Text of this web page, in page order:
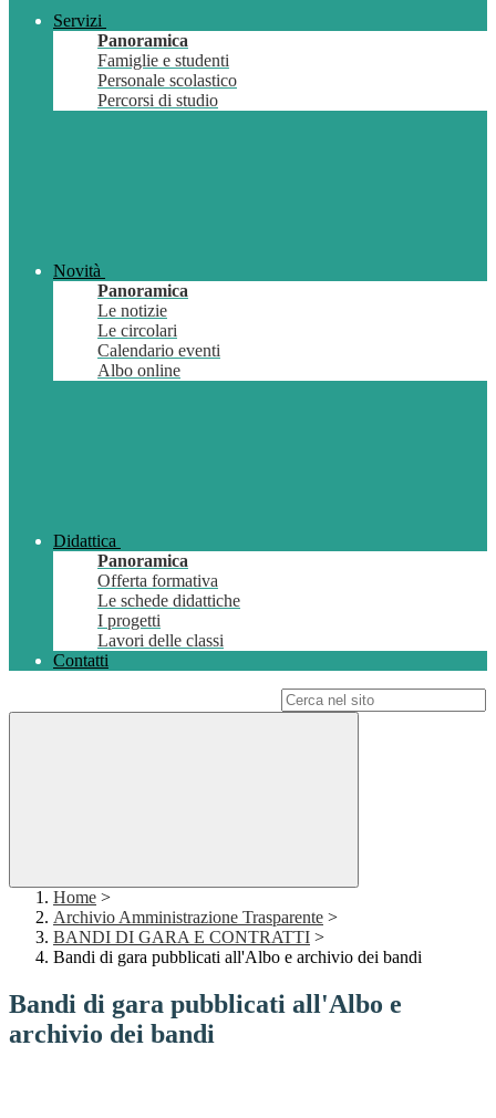
Servizi
Panoramica
Famiglie e studenti
Personale scolastico
Percorsi di studio
Novità
Panoramica
Le notizie
Le circolari
Calendario eventi
Albo online
Didattica
Panoramica
Offerta formativa
Le schede didattiche
I progetti
Lavori delle classi
Contatti
Home >
Archivio Amministrazione Trasparente >
BANDI DI GARA E CONTRATTI >
Bandi di gara pubblicati all'Albo e archivio dei bandi
Bandi di gara pubblicati all'Albo e
archivio dei bandi